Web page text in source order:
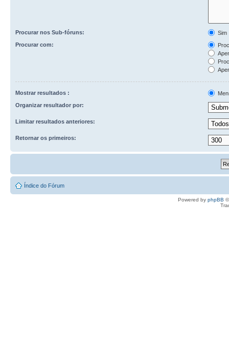
Procurar nos Sub-fóruns:
Sim
Procurar com:
Mostrar resultados :
Organizar resultador por:
Limitar resultados anteriores:
Retornar os primeiros:
Índice do Fórum
Powered by phpBB